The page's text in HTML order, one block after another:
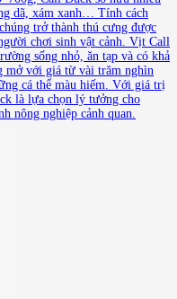
dã, xám xanh… Tính cách
trở thành thú cưng được
chơi sinh vật cảnh. Vịt Call
sống nhỏ, ăn tạp và có khả
mở với giá từ vài trăm nghìn
cá thể màu hiếm. Với giá trị
là lựa chọn lý tưởng cho
nông nghiệp cảnh quan.